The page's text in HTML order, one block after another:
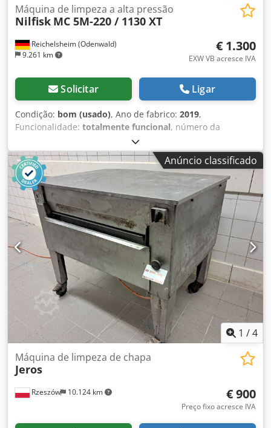
Reichelsheim (Odenwald)
9.261 km
Máquina de limpeza a alta pressão
Nilfisk MC 5M-220 / 1130 XT
€ 1.300
EXW VB acresce IVA
Solicitar Ligar
Condição: bom (usado), Ano de fabrico: 2019,
Funcionalidade: totalmente funcional, número da
3520191300779
funcionamento:220 barra, tensão de entrada:400 V, peso
total:85 kg, O Nilfisk MC 5M está equipado com um
enrolador de mangueira e um novo bico rotativo.
Chsdpfjuwlxfex Ad Soa Através de um botão de ajuste na
máquina de limpeza de alta pressão, é possível regular a
pressão da água. É extremamente manobrável, o que
permite que seja utilizado de forma versátil no dia a dia de
trabalho. Dados técnicos: Pressão: 220 bar Eficiência de
limpeza: 6,2 Temperatura máxima de entrada: 60 graus
Dimensões: 890x570x1020 (comprimento x largura x altura)
em mm Peso: 85
Anúncio classificado
1 /4
Rzeszów 10.124 km
Máquina de limpeza de chapa
Jeros
€ 900
Preço fixo acresce IVA